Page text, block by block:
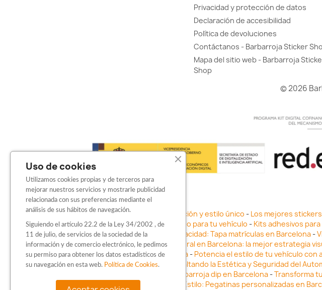
Privacidad y protección de datos
Declaración de accesibilidad
Política de devoluciones
Contáctanos - Barbarroja Sticker
Mapa del sitio web - Barbarroja
Shop
© 2026
Sticker para motos en Barcelona: Personalización y estilo único - Los mejores
adhesivos-Vinilo para coche en Barcelona: Estilo para tu vehículo - Kits adhesivos
con Barbarroja Sticker Shop-Protege tu privacidad: Tapa matrículas en Barcelona-
negocio con vinilos fundidos rotulación integral en Barcelona: la mejor estrategia
vehículo con stickers para motos en Barcelona- Potencia el estilo de tu vehículo con
Barcelona-Vinilo para faros en Barcelona: Resaltando la Estética y Seguridad del
Innovación en Personalización: Vinilo líquido barbarroja dip en Barcelona-Transforma
Vinilo para coche en Barcelona
Destaca con Estilo: Pegatinas personalizadas en
Uso de cookies
Utilizamos cookies propias y de terceros para
mejorar nuestros servicios y mostrarle publicidad
relacionada con sus preferencias mediante el
análisis de sus hábitos de navegación.
Siguiendo el artículo 22.2 de la Ley 34/2002 , de
11 de julio, de servicios de la sociedad de la
información y de comercio electrónico, le pedimos
su permiso para obtener los datos estadísticos de
su navegación en esta web. Política de Cookies.